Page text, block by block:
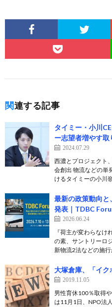
関連する記事
タイミー・小川
ー志望者増やす取
2024.07.29
西濃とプロジェクト
会創出 物流などの単
けるタイミーの小川
最新の政策動向
発表｜TDBC
2026.06.24
『荷主が変わらなけ
の素、サントリーロ
新物流2法などの施
大塚倉庫、「イ
2019.11.05
男性育休100％取得
は11月1日、NPO法